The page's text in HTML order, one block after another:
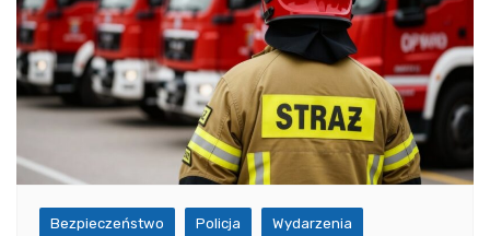
Bezpieczeństwo Policja Wydarzenia